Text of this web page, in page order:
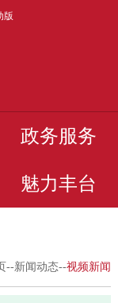
版
政务服务
魅力丰台
--新闻动态--视频新闻